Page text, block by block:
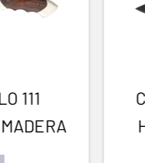
Caza mayor
rececho y acecho
111